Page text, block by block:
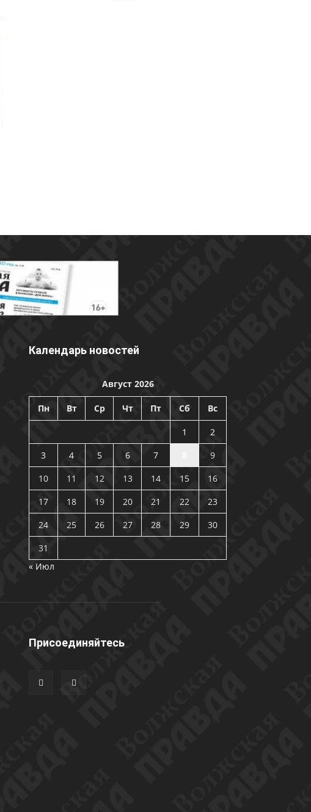
Календарь новостей
Август 2026
Пн Вт Ср Чт Пт Сб Вс
1
2
3
4 5 6 7
9
10
11 12 13 14 15
16
17
18 19 20 21 22
23
24
25 26 27 28 29
30
31
« Июл
Присоединяйтесь